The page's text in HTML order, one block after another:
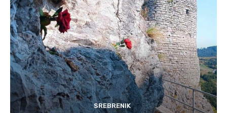
SREBRENIK